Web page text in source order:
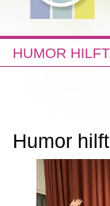
HUMOR
Humor